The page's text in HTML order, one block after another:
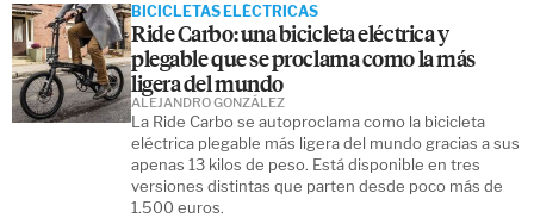
BICICLETAS ELÉCTRICAS
Ride Carbo: una bicicleta eléctrica y
plegable que se proclama como la más
ligera del mundo
La Ride Carbo se autoproclama como la bicicleta
eléctrica plegable más ligera del mundo gracias a sus
apenas 13 kilos de peso. Está disponible en tres
versiones distintas que parten desde poco más de
1.500 euros.
ALEJANDRO GONZÁLEZ